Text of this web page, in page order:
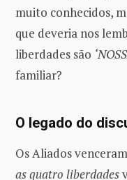
muito conhecidos,
que deveria nos
liberdades são
familiar?
O legado do
Os Aliados
as quatro liberdades